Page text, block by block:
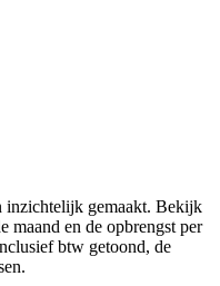
inzichtelijk gemaakt. Bekijk
maand en de opbrengst per
btw getoond, de